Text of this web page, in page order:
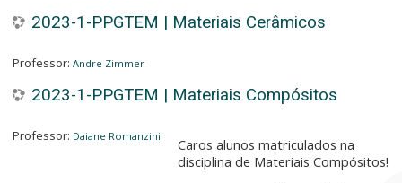
2023-1-PPGTEM | Materiais Cerâmicos
Professor: Andre Zimmer
2023-1-PPGTEM | Materiais Compósitos
Caros alunos matriculados na
disciplina de Materiais Compósitos!
Professor: Daiane Romanzini